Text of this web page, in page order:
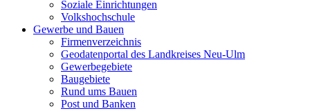
Soziale Einrichtungen
Volkshochschule
Gewerbe und Bauen
Firmenverzeichnis
Geodatenportal des Landkreises Neu-Ulm
Gewerbegebiete
Baugebiete
Rund ums Bauen
Post und Banken